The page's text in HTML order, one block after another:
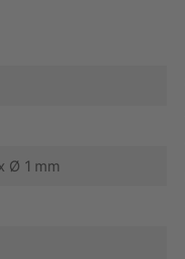
Ø 1 mm